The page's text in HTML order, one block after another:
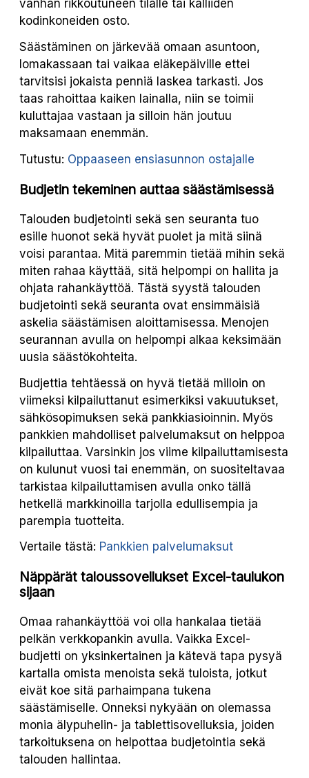
vanhan rikkoutuneen tilalle tai kalliiden
kodinkoneiden osto.
Säästäminen on järkevää omaan asuntoon,
lomakassaan tai vaikaa eläkepäiville ettei
tarvitsisi jokaista penniä laskea tarkasti. Jos
taas rahoittaa kaiken lainalla, niin se toimii
kuluttajaa vastaan ja silloin hän joutuu
maksamaan enemmän.
Tutustu: Oppaaseen ensiasunnon ostajalle
Budjetin tekeminen auttaa säästämisessä
Talouden budjetointi sekä sen seuranta tuo
esille huonot sekä hyvät puolet ja mitä siinä
voisi parantaa. Mitä paremmin tietää mihin sekä
miten rahaa käyttää, sitä helpompi on hallita ja
ohjata rahankäyttöä. Tästä syystä talouden
budjetointi sekä seuranta ovat ensimmäisiä
askelia säästämisen aloittamisessa. Menojen
seurannan avulla on helpompi alkaa keksimään
uusia säästökohteita.
Budjettia tehtäessä on hyvä tietää milloin on
viimeksi kilpailuttanut esimerkiksi vakuutukset,
sähkösopimuksen sekä pankkiasioinnin. Myös
pankkien mahdolliset palvelumaksut on helppoa
kilpailuttaa. Varsinkin jos viime kilpailuttamisesta
on kulunut vuosi tai enemmän, on suositeltavaa
tarkistaa kilpailuttamisen avulla onko tällä
hetkellä markkinoilla tarjolla edullisempia ja
parempia tuotteita.
Vertaile tästä: Pankkien palvelumaksut
Näppärät taloussovellukset Excel-taulukon
sijaan
Omaa rahankäyttöä voi olla hankalaa tietää
pelkän verkkopankin avulla. Vaikka Excel-
budjetti on yksinkertainen ja kätevä tapa pysyä
kartalla omista menoista sekä tuloista, jotkut
eivät koe sitä parhaimpana tukena
säästämiselle. Onneksi nykyään on olemassa
monia älypuhelin- ja tablettisovelluksia, joiden
tarkoituksena on helpottaa budjetointia sekä
talouden hallintaa.